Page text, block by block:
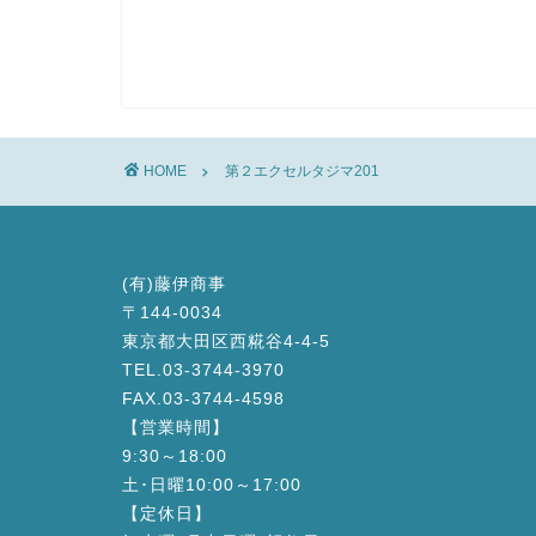
HOME 第２エクセルタジマ201
(有)藤伊商事
〒144-0034
東京都大田区西糀谷4-4-5
TEL.03-3744-3970
FAX.03-3744-4598
【営業時間】
9:30～18:00
土･日曜10:00～17:00
【定休日】